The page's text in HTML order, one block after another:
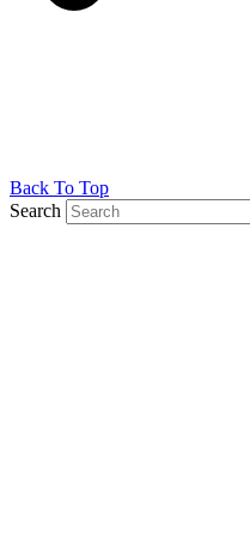
Back To Top
Search